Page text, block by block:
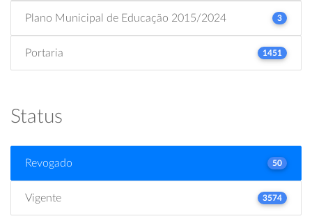
Plano Municipal de Educação 2015/2024 3
Portaria 1451
Status
Revogado 50
Vigente 3574